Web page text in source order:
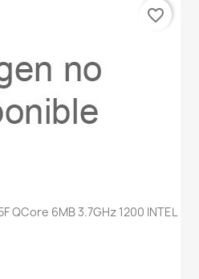
QCore 6MB 3.7GHz 1200 INTEL
favorite_border